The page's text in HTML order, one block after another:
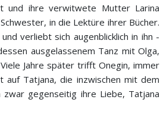
und ihre verwitwete Mutter Larina
in die Lektüre ihrer Bücher.
verliebt sich augenblicklich in ihn -
ausgelassenem Tanz mit Olga,
Jahre später trifft Onegin, immer
auf Tatjana, die inzwischen mit dem
gegenseitig ihre Liebe, Tatjana